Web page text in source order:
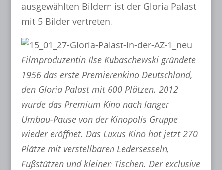
ausgewählten Bildern ist der Gloria Palast
mit 5 Bilder vertreten.
Filmproduzentin Ilse Kubaschewski gründete
1956 das erste Premierenkino Deutschland,
den Gloria Palast mit 600 Plätzen. 2012
wurde das Premium Kino nach langer
Umbau-Pause von der Kinopolis Gruppe
wieder eröffnet. Das Luxus Kino hat jetzt 270
Plätze mit verstellbaren Ledersesseln,
Fußstützen und kleinen Tischen. Der exclusive